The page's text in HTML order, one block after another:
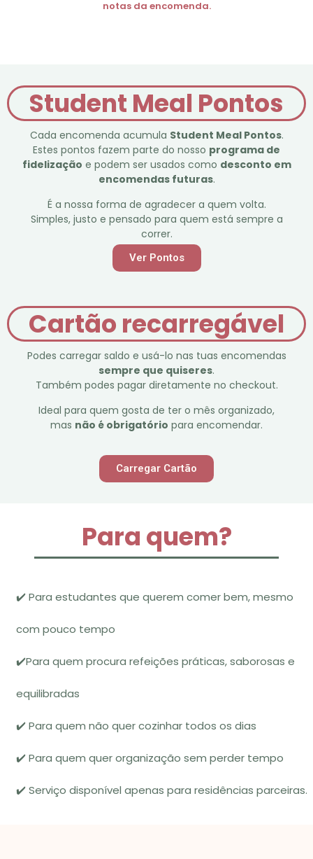
notas da encomenda.
Student Meal Pontos
Cada encomenda acumula Student Meal Pontos.
Estes pontos fazem parte do nosso programa de
fidelização e podem ser usados como desconto em
encomendas futuras.
É a nossa forma de agradecer a quem volta.
Simples, justo e pensado para quem está sempre a
correr.
Ver Pontos
Cartão recarregável
Podes carregar saldo e usá-lo nas tuas encomendas
sempre que quiseres.
Também podes pagar diretamente no checkout.
Ideal para quem gosta de ter o mês organizado,
mas não é obrigatório para encomendar.
Carregar Cartão
Para quem?
✔️ Para estudantes que querem comer bem, mesmo
com pouco tempo
✔️Para quem procura refeições práticas, saborosas e
equilibradas
✔️ Para quem não quer cozinhar todos os dias
✔️ Para quem quer organização sem perder tempo
✔️ Serviço disponível apenas para residências parceiras.